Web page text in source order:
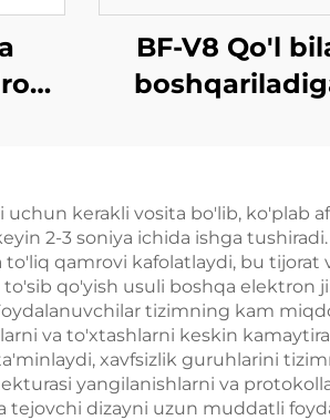
BF-V8 Qo'l
funksiyasi
kerakli vosita bo'lib, ko'plab
2-3 soniya ichida ishga
qamrovi kafolatlaydi, bu
qo'yish usuli boshqa elektron
tizimning kam
va to'xtashlarni keskin
xavfsizlik guruhlarini
yangilanishlarni va
tejovchi dizayni uzun muddatli